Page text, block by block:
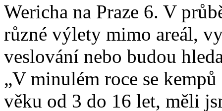
Wericha na Praze 6. V
různé výlety mimo areál,
veslování nebo budou
„V minulém roce se
věku od 3 do 16 let, měli